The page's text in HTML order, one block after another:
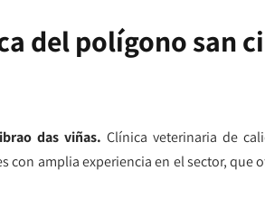
del polígono san
das viñas. Clínica veterinaria de
con amplia experiencia en el sector, que